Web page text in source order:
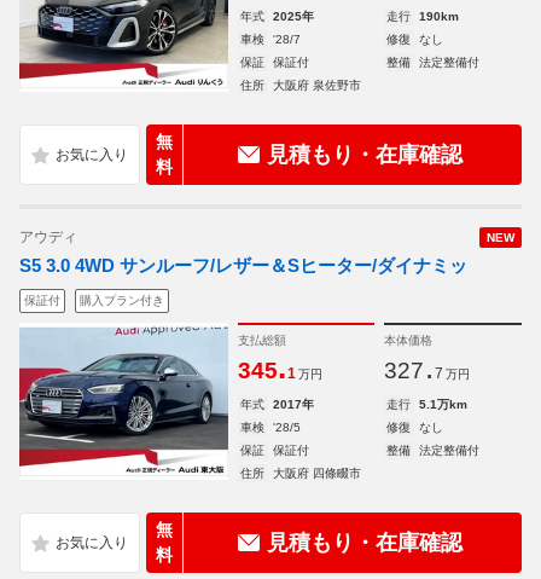
年式 2025年 走行
190km
車検
'28/7 修復
なし
保証
保証付 整備
法定整備付
住所
大阪府 泉佐野市
無
料
見積もり・在庫確認
NEW
アウディ
S5 3.0 4WD サンルーフ/レザー＆Sヒーター/ダイナミッ
保証付 購入プラン付き
支払総額
345.1 万円
本体価格
327. 7 万円
年式 2017年 走行
5.1万km
車検
'28/5 修復
なし
保証
保証付 整備
法定整備付
住所
大阪府 四條畷市
無
料
見積もり・在庫確認